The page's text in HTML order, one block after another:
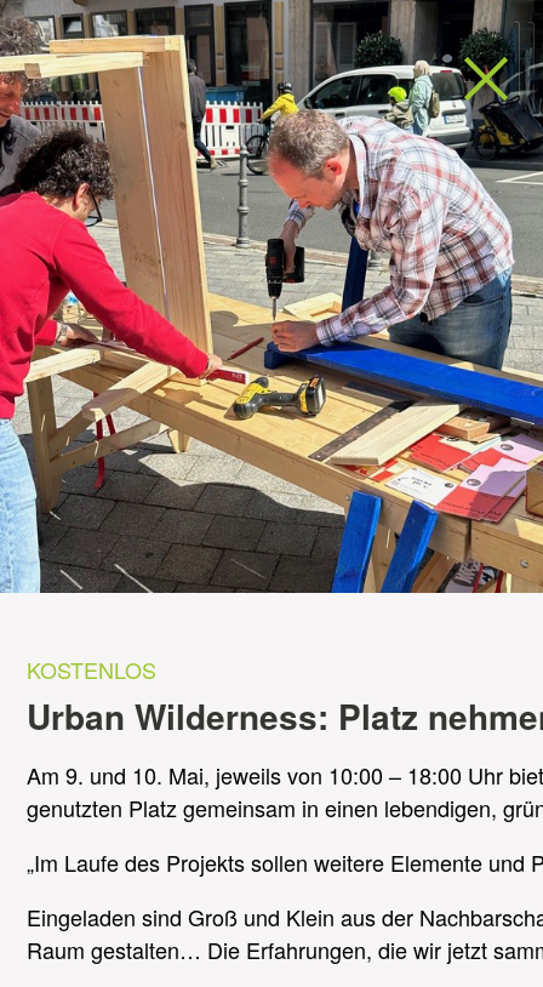
KOSTENLOS
Urban Wilderness: Platz
Am 9. und 10. Mai, jeweils von 10:00 – 18:00 Uhr
genutzten Platz gemeinsam in einen lebendigen,
„Im Laufe des Projekts sollen weitere Elemente
Eingeladen sind Groß und Klein aus der
Raum gestalten… Die Erfahrungen, die wir jetzt